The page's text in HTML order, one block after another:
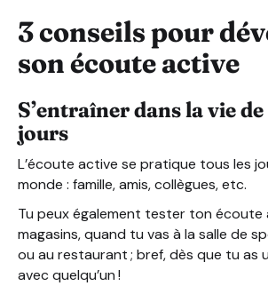
3 conseils pour
son écoute active
S’entraîner dans la vie
jours
L’écoute active se pratique tous les
monde : famille, amis, collègues, etc.
Tu peux également tester ton écoute
magasins, quand tu vas à la salle de
ou au restaurant ; bref, dès que tu as
avec quelqu’un !